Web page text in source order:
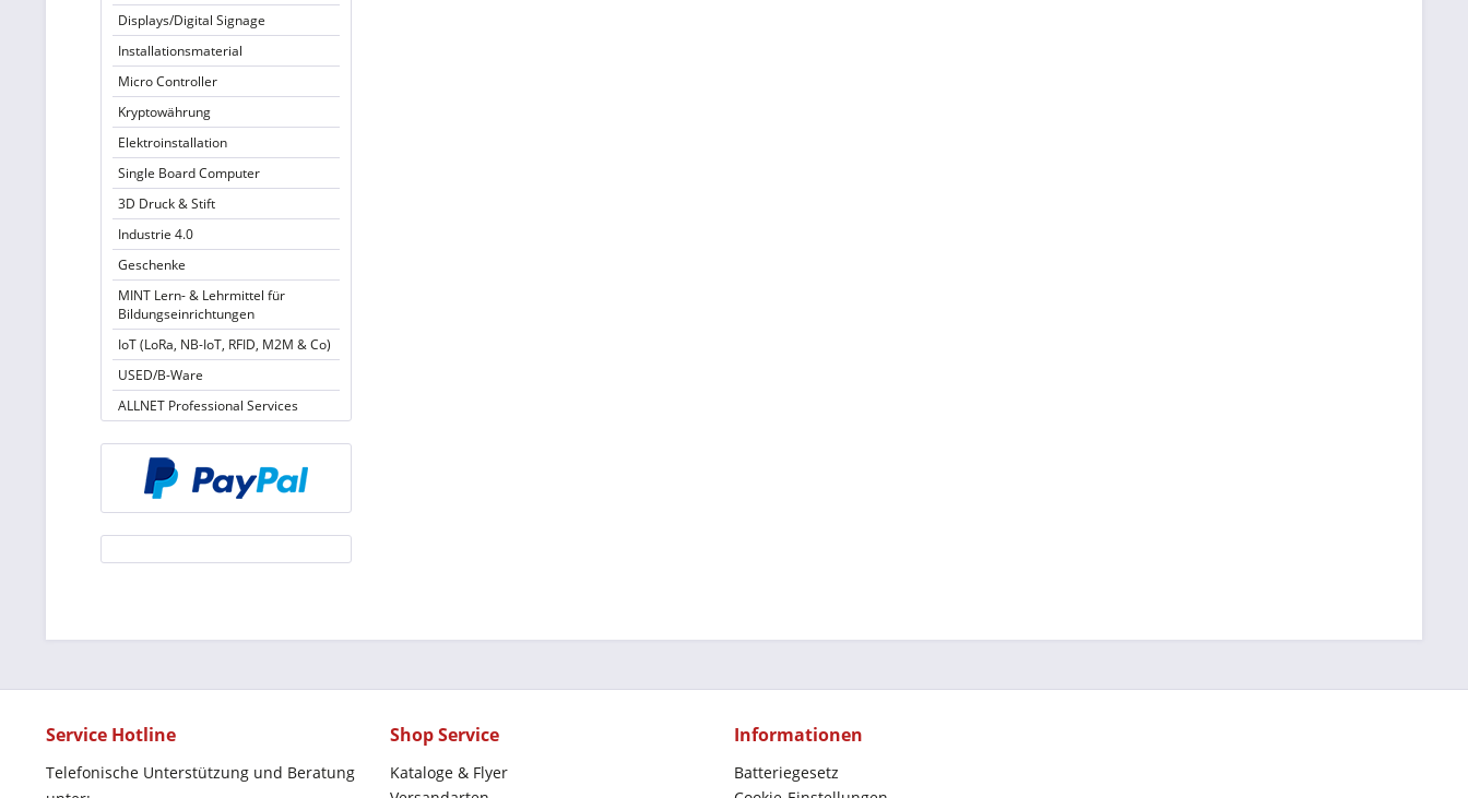
Displays/Digital Signage
Installationsmaterial
Micro Controller
Kryptowährung
Elektroinstallation
Single Board Computer
3D Druck & Stift
Industrie 4.0
Geschenke
MINT Lern- & Lehrmittel für
Bildungseinrichtungen
IoT (LoRa, NB-IoT, RFID, M2M & Co)
USED/B-Ware
ALLNET Professional Services
Service Hotline
Telefonische Unterstützung und Beratung
Shop Service
Kataloge & Flyer
Informationen
Batteriegesetz